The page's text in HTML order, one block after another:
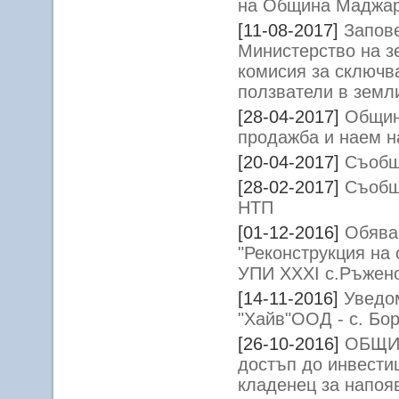
на Община
[11-08-2017]
Министерство на
комисия за
ползватели в
[28-04-2017]
продажба и наем
[20-04-2017]
[28-02-2017]
НТП
[01-12-2016]
"Реконструкция
УПИ ХХХІ
[14-11-2016]
"Хайв"ООД - с.
[26-10-2016]
достъп до
кладенец за